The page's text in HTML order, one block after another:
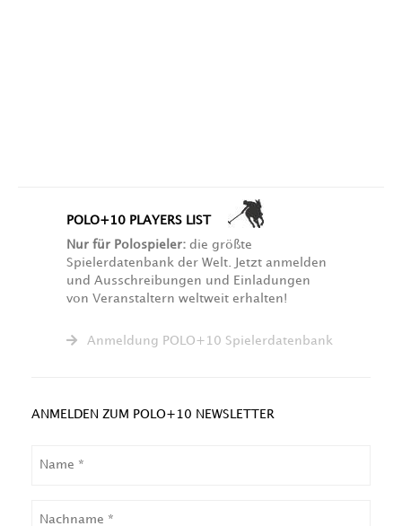
POLO+10 PLAYERS LIST
Nur für Polospieler: die größte
Spielerdatenbank der Welt. Jetzt anmelden
und Ausschreibungen und Einladungen
von Veranstaltern weltweit erhalten!
Anmeldung POLO+10 Spielerdatenbank
ANMELDEN ZUM POLO+10 NEWSLETTER